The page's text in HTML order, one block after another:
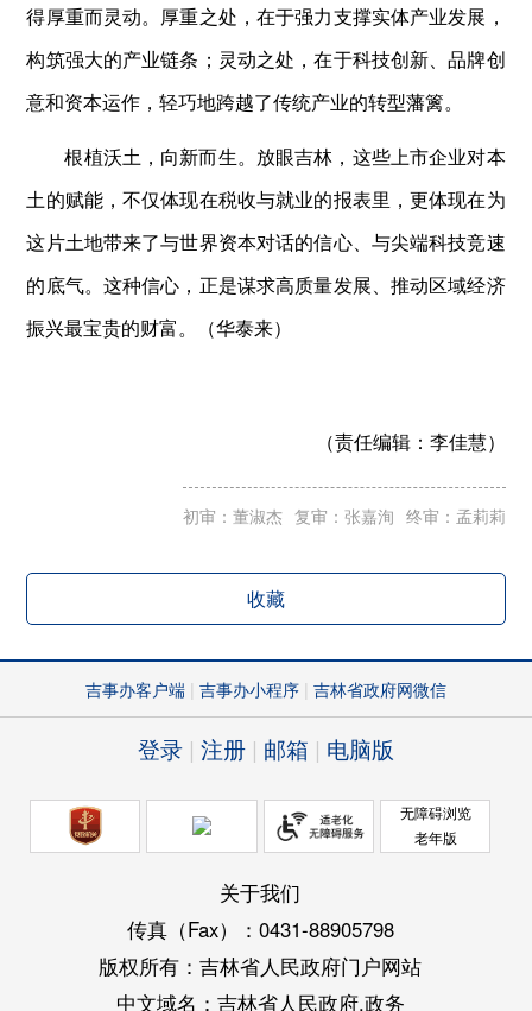
得厚重而灵动。厚重之处，在于强力支撑实体产业发展，
构筑强大的产业链条；灵动之处，在于科技创新、品牌创
意和资本运作，轻巧地跨越了传统产业的转型藩篱。
根植沃土，向新而生。放眼吉林，这些上市企业对本
土的赋能，不仅体现在税收与就业的报表里，更体现在为
这片土地带来了与世界资本对话的信心、与尖端科技竞速
的底气。这种信心，正是谋求高质量发展、推动区域经济
振兴最宝贵的财富。（华泰来）
（责任编辑： 李佳慧）
初审：董淑杰 复审：张嘉洵 终审：孟莉莉
收藏